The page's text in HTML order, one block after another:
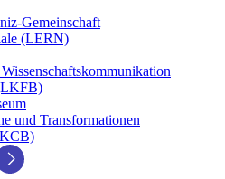
Gemeinschaft
(LERN)
und Transformationen